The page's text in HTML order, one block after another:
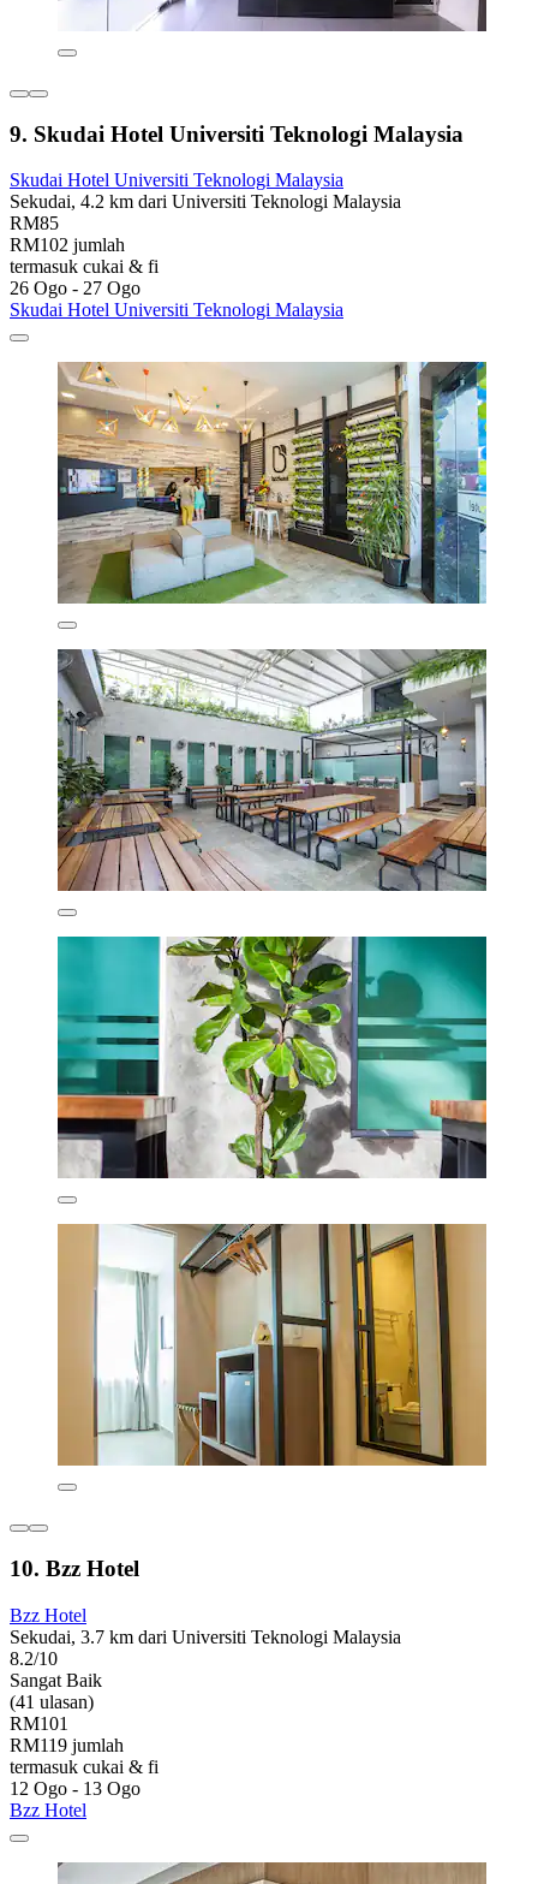
9. Skudai Hotel Universiti Teknologi Malaysia
Skudai Hotel Universiti Teknologi Malaysia
Sekudai, 4.2 km dari Universiti Teknologi Malaysia
RM85
RM102 jumlah
termasuk cukai & fi
26 Ogo - 27 Ogo
Skudai Hotel Universiti Teknologi Malaysia
10. Bzz Hotel
Bzz Hotel
Sekudai, 3.7 km dari Universiti Teknologi Malaysia
8.2/10
Sangat Baik
(41 ulasan)
RM101
RM119 jumlah
termasuk cukai & fi
12 Ogo - 13 Ogo
Bzz Hotel